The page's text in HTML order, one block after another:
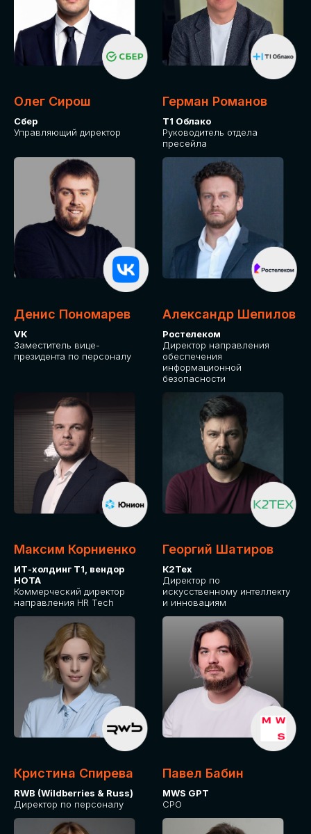
Олег Сирош
Сбер
Управляющий директор
Герман Романов
Т1 Облако
Руководитель отдела
пресейла
Денис Пономарев
VK
Заместитель вице-
президента по персоналу
Александр Шепилов
Ростелеком
Директор направления
обеспечения
информационной
безопасности
Максим Корниенко
ИТ-холдинг Т1, вендор
НОТА
Коммерческий директор
направления HR Tech
Георгий Шатиров
К2Тех
Директор по
искусственному интеллекту
и инновациям
Кристина Спирева
RWB (Wildberries & Russ)
Директор по персоналу
Павел Бабин
MWS GPT
CPO